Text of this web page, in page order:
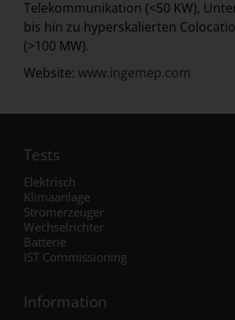
Telekommunikation (<50 KW),
bis hin zu hyperskalierten
(>100 MW).
Website: www.ingemep.com
Tests
Elektrisch
Klimaanlage
Stromerzeuger
Wechselrichter
Batterie
IST Commissioning
Information